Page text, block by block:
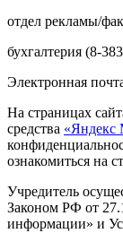
отдел рекламы/
бухгалтерия (8-
Электронная
На страницах
средства «Яндекс
ознакомиться на
Учредитель
Законом РФ от
информации» и